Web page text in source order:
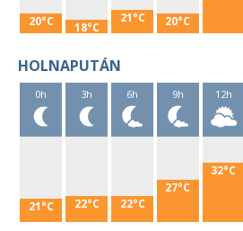
20°C 18°C
21°C 20°C
HOLNAPUTÁN
0h
21°C
3h
22°C
6h
22°C
9h
27°C
12h
32°C